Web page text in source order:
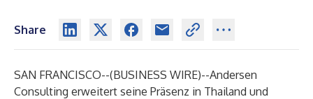
Share
SAN FRANCISCO--(BUSINESS WIRE)--Andersen
Consulting erweitert seine Präsenz in Thailand und